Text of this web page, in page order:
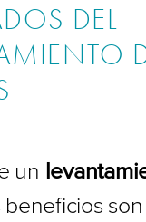
DEL
un
beneficios